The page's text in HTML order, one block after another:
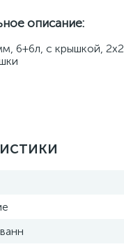
описание:
6+6л, с крышкой,